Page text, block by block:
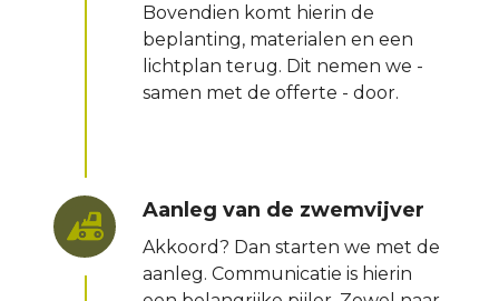
Bovendien komt hierin de
beplanting, materialen en een
lichtplan terug. Dit nemen we -
samen met de offerte - door.
Aanleg van de zwemvijver
Akkoord? Dan starten we met de
aanleg. Communicatie is hierin